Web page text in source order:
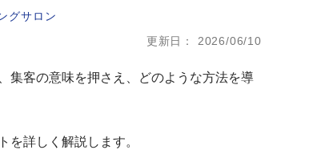
グサロン
更新日
2026/06/10
集客の意味を押さえ、どのような方法を導
を詳しく解説します。